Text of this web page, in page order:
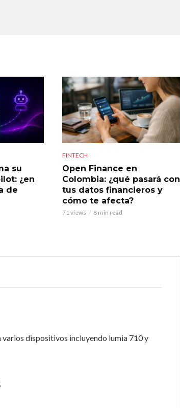
su
¿en
de
FINTECH
Open Finance en
Colombia: ¿qué pasará con
tus datos financieros y
cómo te afecta?
71 views 8 min read
dispositivos incluyendo lumia 710 y